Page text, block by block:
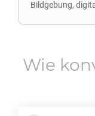
Bildgebung,
Wie